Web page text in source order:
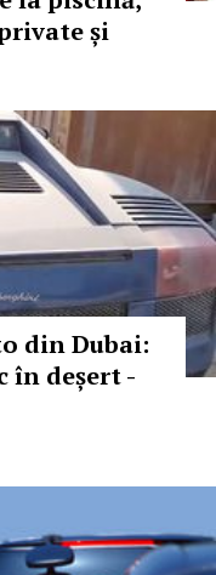
și
din Dubai:
în deșert -